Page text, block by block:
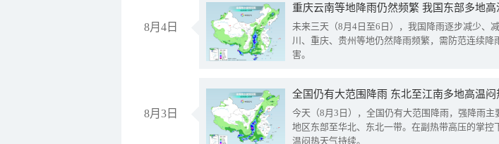
8月4日
重庆云南等地降雨仍然频繁 我国东部多地高
未来三天（8月4日至6日），我国降雨逐步减少、
川、重庆、贵州等地仍然降雨频繁，需防范连续降
害。
8月3日
全国仍有大范围降雨 东北至江南多地高温闷
今天（8月3日），全国仍有大范围降雨，强降雨主
地区东部至华北、东北一带。在副热带高压的掌控
温闷热天气持续。